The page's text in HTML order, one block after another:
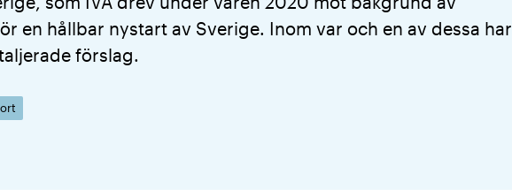
en hållbar nystart av Sverige. Inom var och en av dessa har
förslag.